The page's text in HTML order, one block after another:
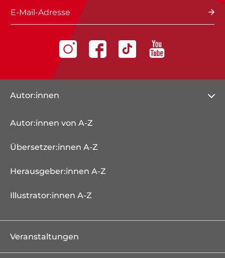
E-Mail-Adresse
Autor:innen
Autor:innen von A-Z
Übersetzer:innen A-Z
Herausgeber:innen A-Z
Illustrator:innen A-Z
Veranstaltungen